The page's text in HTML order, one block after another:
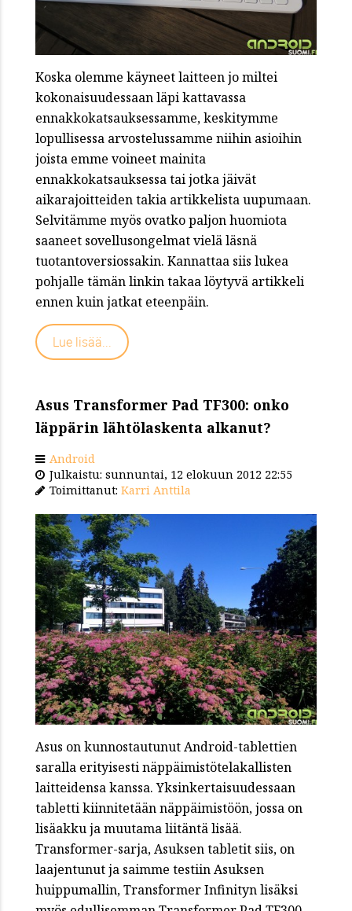
Koska olemme käyneet laitteen jo miltei
kokonaisuudessaan läpi kattavassa
ennakkokatsauksessamme, keskitymme
lopullisessa arvostelussamme niihin asioihin
joista emme voineet mainita
ennakkokatsauksessa tai jotka jäivät
aikarajoitteiden takia artikkelista uupumaan.
Selvitämme myös ovatko paljon huomiota
saaneet sovellusongelmat vielä läsnä
tuotantoversiossakin. Kannattaa siis lukea
pohjalle tämän linkin takaa löytyvä artikkeli
ennen kuin jatkat eteenpäin.
Lue lisää...
Asus Transformer Pad TF300: onko
läppärin lähtölaskenta alkanut?
Android
Julkaistu: sunnuntai, 12 elokuun 2012 22:55
Toimittanut: Karri Anttila
Asus on kunnostautunut Android-tablettien
saralla erityisesti näppäimistötelakallisten
laitteidensa kanssa. Yksinkertaisuudessaan
tabletti kiinnitetään näppäimistöön, jossa on
lisäakku ja muutama liitäntä lisää.
Transformer-sarja, Asuksen tabletit siis, on
laajentunut ja saimme testiin Asuksen
huippumallin, Transformer Infinityn lisäksi